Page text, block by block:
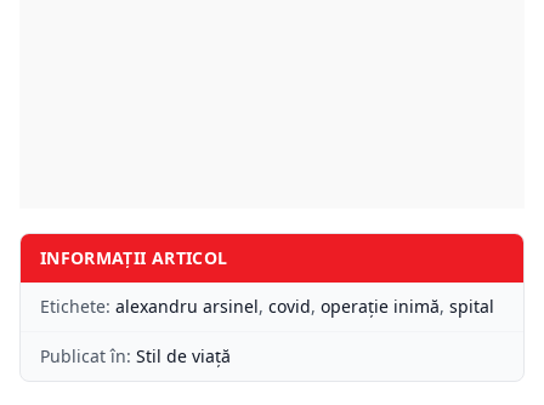
INFORMAȚII ARTICOL
Etichete: alexandru arsinel, covid, operație inimă, spital
Publicat în: Stil de viață